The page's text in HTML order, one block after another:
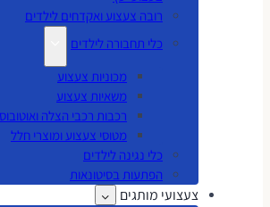
רובה צעצוע ואקדחים לילדים
כלי תחבורה לילדים
מכוניות צעצוע
משאיות צעצוע
רכבות רכבי הצלה
מטוסי צעצוע ומוצרי חלל
כלי נגינה לילדים
הפתעות בסיטונאות
צעצועי מותגים